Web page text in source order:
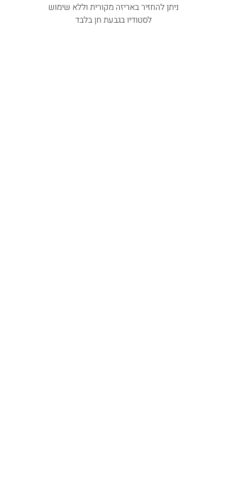
ניתן להחזיר באריזה מקורית וללא שימוש
לסטודיו בגבעת חן בלבד